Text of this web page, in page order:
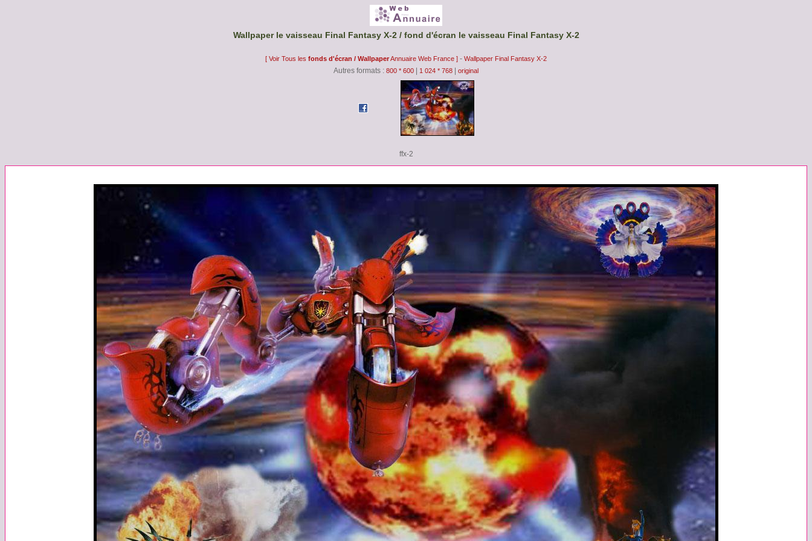
Wallpaper le vaisseau Final Fantasy X-2 / fond d'écran le vaisseau Final Fantasy X-2
[ Voir Tous les fonds d'écran / WallpaperAnnuaire Web France ] - Wallpaper Final Fantasy X-2
Autres formats : 800 * 600 1 024 * 768 original
ffx-2